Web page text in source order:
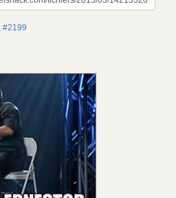
, #2199